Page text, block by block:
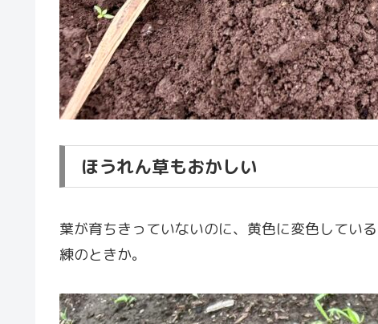
ほうれん草もおかしい
葉が育ちきっていないのに、黄色に変色してい
練のときか。